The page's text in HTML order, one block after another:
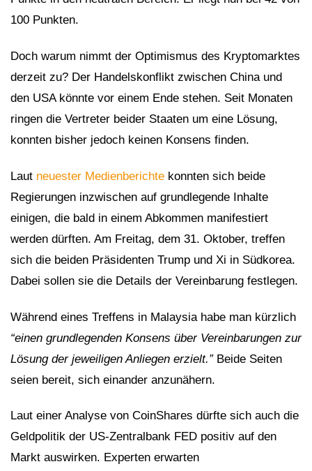
100 Punkten.
Doch warum nimmt der Optimismus des Kryptomarktes
derzeit zu? Der Handelskonflikt zwischen China und
den USA könnte vor einem Ende stehen. Seit Monaten
ringen die Vertreter beider Staaten um eine Lösung,
konnten bisher jedoch keinen Konsens finden.
Laut neuester Medienberichte konnten sich beide
Regierungen inzwischen auf grundlegende Inhalte
einigen, die bald in einem Abkommen manifestiert
werden dürften. Am Freitag, dem 31. Oktober, treffen
sich die beiden Präsidenten Trump und Xi in Südkorea.
Dabei sollen sie die Details der Vereinbarung festlegen.
Während eines Treffens in Malaysia habe man kürzlich
“einen grundlegenden Konsens über Vereinbarungen zur
Lösung der jeweiligen Anliegen erzielt.”Beide Seiten
seien bereit, sich einander anzunähern.
Laut einer Analyse von CoinShares dürfte sich auch die
Geldpolitik der US-Zentralbank FED positiv auf den
Markt auswirken. Experten erwarten